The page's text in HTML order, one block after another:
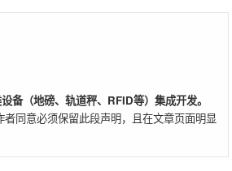
备（地磅、轨道秤、RFID等）集成开发。
同意必须保留此段声明，且在文章页面明显